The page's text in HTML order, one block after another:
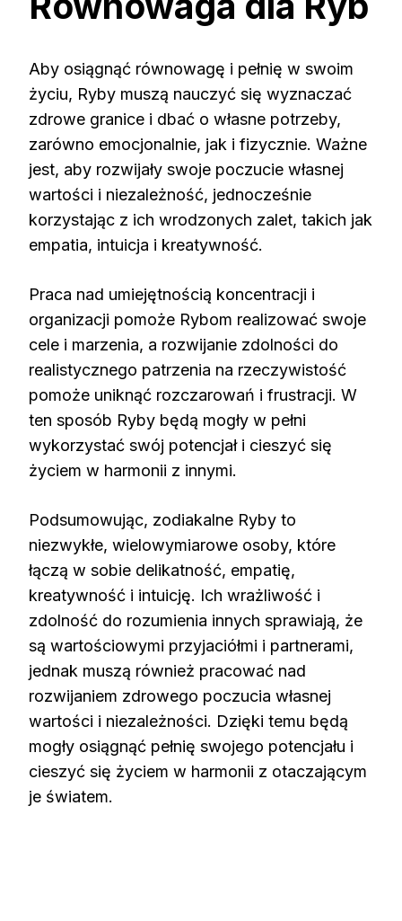
Aby osiągnąć równowagę i pełnię w swoim
życiu, Ryby muszą nauczyć się wyznaczać
zdrowe granice i dbać o własne potrzeby,
zarówno emocjonalnie, jak i fizycznie. Ważne
jest, aby rozwijały swoje poczucie własnej
wartości i niezależność, jednocześnie
korzystając z ich wrodzonych zalet, takich jak
empatia, intuicja i kreatywność.
Praca nad umiejętnością koncentracji i
organizacji pomoże Rybom realizować swoje
cele i marzenia, a rozwijanie zdolności do
realistycznego patrzenia na rzeczywistość
pomoże uniknąć rozczarowań i frustracji. W
ten sposób Ryby będą mogły w pełni
wykorzystać swój potencjał i cieszyć się
życiem w harmonii z innymi.
Podsumowując, zodiakalne Ryby to
niezwykłe, wielowymiarowe osoby, które
łączą w sobie delikatność, empatię,
kreatywność i intuicję. Ich wrażliwość i
zdolność do rozumienia innych sprawiają, że
są wartościowymi przyjaciółmi i partnerami,
jednak muszą również pracować nad
rozwijaniem zdrowego poczucia własnej
wartości i niezależności. Dzięki temu będą
mogły osiągnąć pełnię swojego potencjału i
cieszyć się życiem w harmonii z otaczającym
je światem.